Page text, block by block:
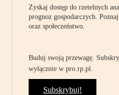
Zyskaj dostęp do rzetelnych
prognoz gospodarczych.
oraz społeczeństwo.
Buduj swoją przewagę.
wyłącznie w pro.rp.pl.
Subskrybuj!